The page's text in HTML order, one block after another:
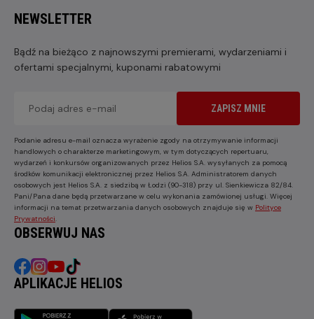
NEWSLETTER
Bądź na bieżąco z najnowszymi premierami, wydarzeniami i
ofertami specjalnymi, kuponami rabatowymi
ZAPISZ MNIE
Podanie adresu e-mail oznacza wyrażenie zgody na otrzymywanie informacji
handlowych o charakterze marketingowym, w tym dotyczących repertuaru,
wydarzeń i konkursów organizowanych przez Helios S.A. wysyłanych za pomocą
środków komunikacji elektronicznej przez Helios S.A. Administratorem danych
osobowych jest Helios S.A. z siedzibą w Łodzi (90-318) przy ul. Sienkiewicza 82/84.
Pani/Pana dane będą przetwarzane w celu wykonania zamówionej usługi. Więcej
informacji na temat przetwarzania danych osobowych znajduje się w Polityce
Prywatności
OBSERWUJ NAS
APLIKACJE HELIOS